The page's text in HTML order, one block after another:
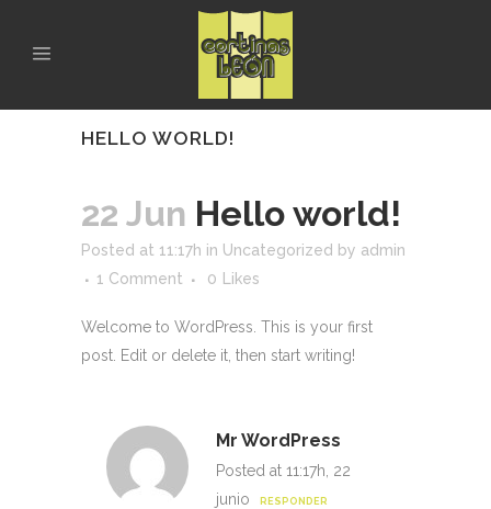
HELLO WORLD!
22 Jun Hello world!
Posted at 11:17h in Uncategorized by admin
1 Comment
0 Likes
Welcome to WordPress. This is your first
post. Edit or delete it, then start writing!
Mr WordPress
Posted at 11:17h, 22
junio
RESPONDER